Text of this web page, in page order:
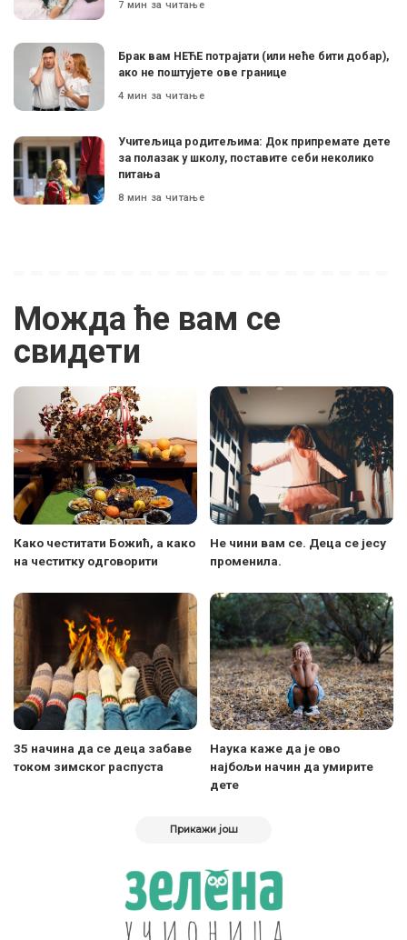
7 мин за читање
Брак вам НЕЋЕ потрајати (или неће бити добар),
ако не поштујете ове границе
4 мин за читање
Учитељица родитељима: Док припремате дете
за полазак у школу, поставите себи неколико
питања
8 мин за читање
Можда ће вам се
свидети
Како честитати Божић, а како
на честитку одговорити
Не чини вам се. Деца се јесу
променила.
35 начина да се деца забаве
током зимског распуста
Наука каже да је ово
најбољи начин да умирите
дете
Прикажи још